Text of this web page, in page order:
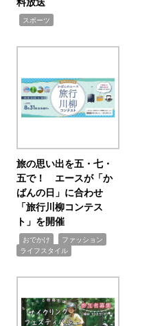
スポーツ
旅の思い出を五・七・
五で！ エースが「か
ばんの日」に合わせ
「旅行川柳コンテス
ト」を開催
おでかけ ファッション
ライフスタイル